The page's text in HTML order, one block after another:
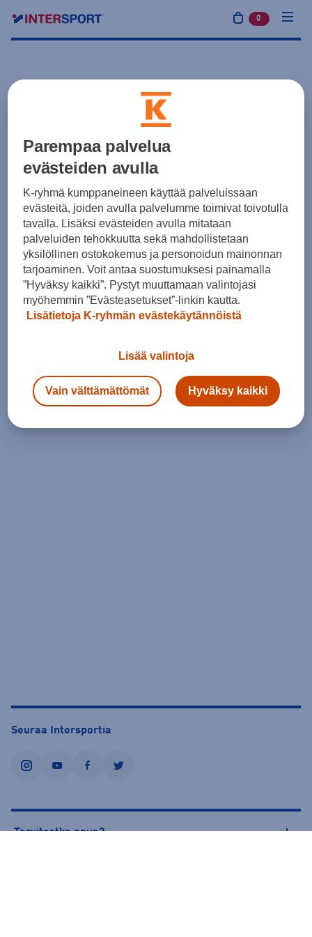
0 tuotetta
Seuraa Intersportia
instagramyoutubefacebooktwitter
Tarvitsetko apua?
Parempaa palvelua
evästeiden avulla
K-ryhmä kumppaneineen käyttää palveluissaan
evästeitä, joiden avulla palvelumme toimivat toivotulla
tavalla. Lisäksi evästeiden avulla mitataan
palveluiden tehokkuutta sekä mahdollistetaan
yksilöllinen ostokokemus ja personoidun mainonnan
tarjoaminen. Voit antaa suostumuksesi painamalla
”Hyväksy kaikki”. Pystyt muuttamaan valintojasi
myöhemmin ”Evästeasetukset”-linkin kautta.
Lisätietoja K-ryhmän evästekäytännöistä
Lisää valintoja
Vain välttämättömät Hyväksy kaikki